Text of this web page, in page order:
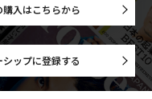
購入はこちらから
シップに登録する